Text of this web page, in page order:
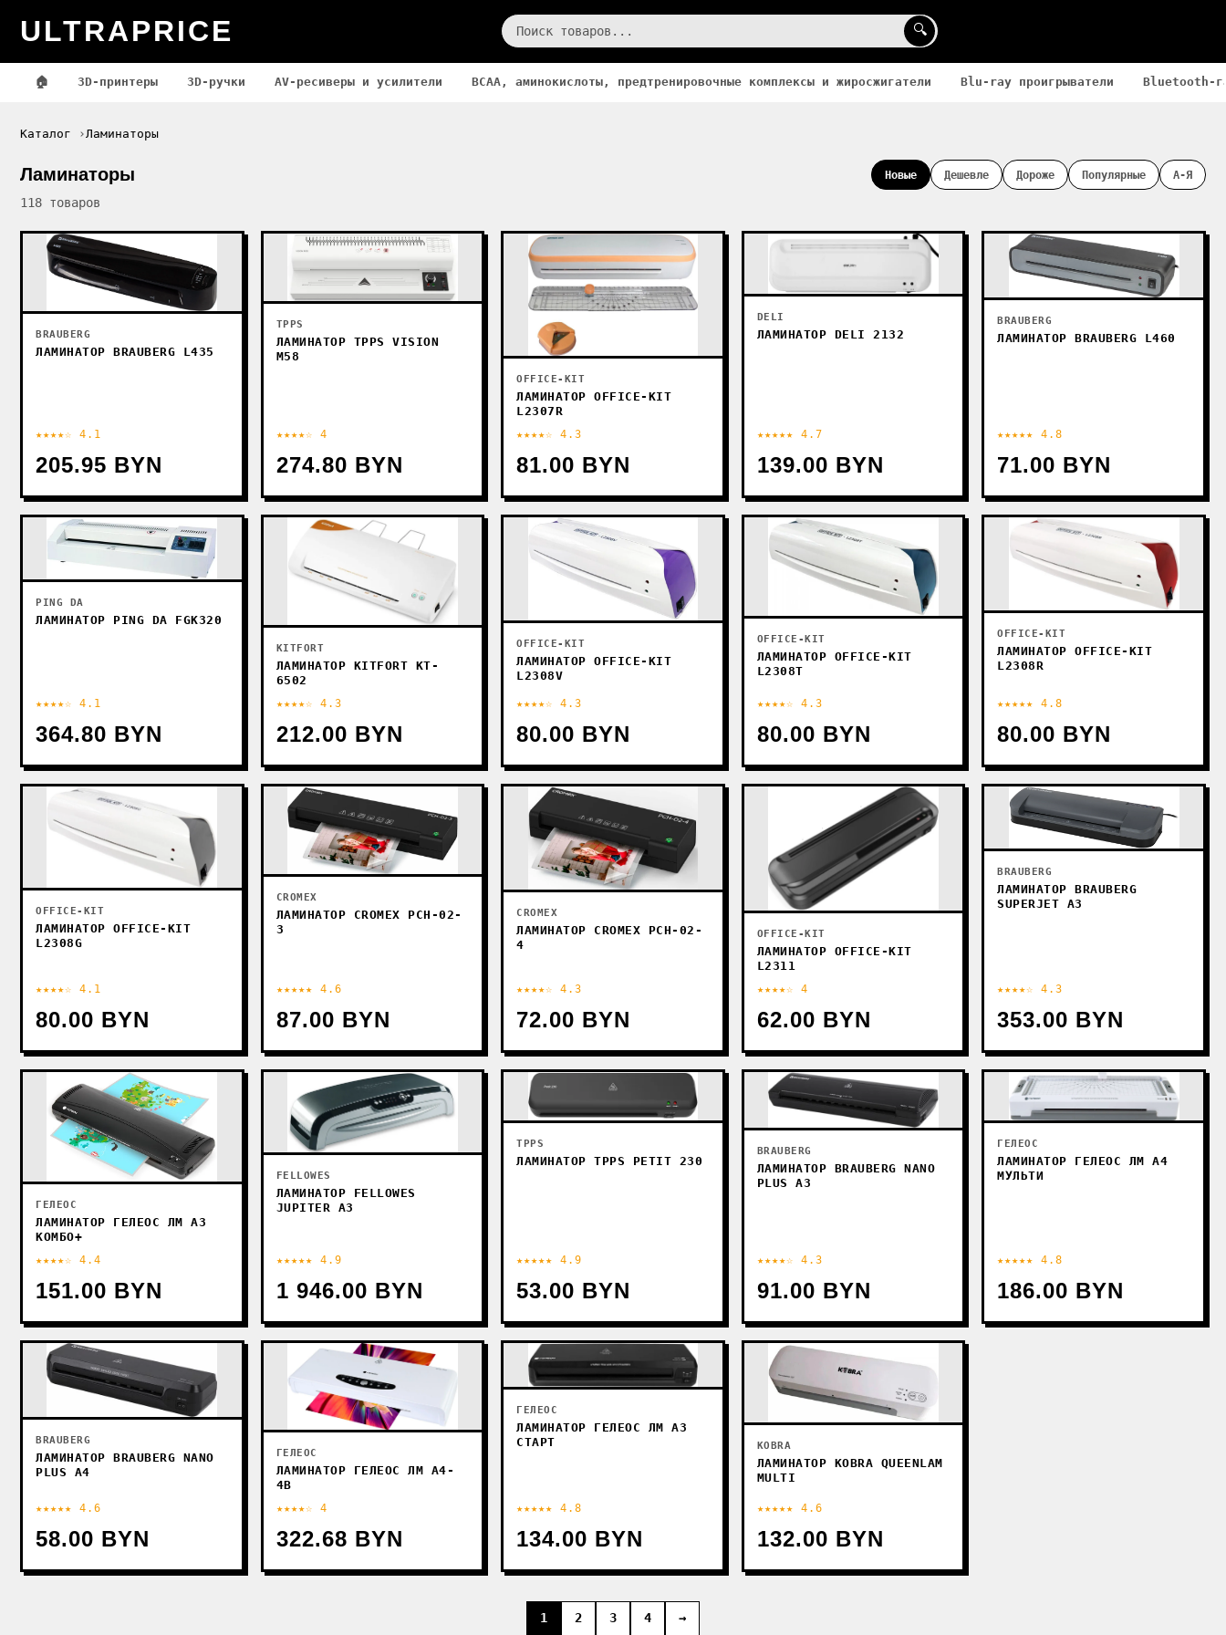
ULTRAPRICE 🔍
🏠 3D-принтеры 3D-ручки AV-ресиверы и усилители BCAA, аминокислоты, предтренировочные комплексы и жиросжигатели Blu-ray проигрыватели Bluetooth-
Каталог Ламинаторы
Ламинаторы
118 товаров
Новые Дешевле Дороже Популярные А-Я
BRAUBERG
ЛАМИНАТОР BRAUBERG L435
★★★★☆ 4.1
205.95 BYN
TPPS
ЛАМИНАТОР TPPS VISION
M58
★★★★☆ 4
274.80 BYN
OFFICE-KIT
ЛАМИНАТОР OFFICE-KIT
L2307R
★★★★☆ 4.3
81.00 BYN
DELI
ЛАМИНАТОР DELI 2132
★★★★★ 4.7
139.00 BYN
BRAUBERG
ЛАМИНАТОР BRAUBERG L460
★★★★★ 4.8
71.00 BYN
PING DA
ЛАМИНАТОР PING DA FGK320
★★★★☆ 4.1
364.80 BYN
KITFORT
ЛАМИНАТОР KITFORT KT-
6502
★★★★☆ 4.3
212.00 BYN
OFFICE-KIT
ЛАМИНАТОР OFFICE-KIT
L2308V
★★★★☆ 4.3
80.00 BYN
OFFICE-KIT
ЛАМИНАТОР OFFICE-KIT
L2308T
★★★★☆ 4.3
80.00 BYN
OFFICE-KIT
ЛАМИНАТОР OFFICE-KIT
L2308R
★★★★★ 4.8
80.00 BYN
OFFICE-KIT
ЛАМИНАТОР OFFICE-KIT
L2308G
★★★★☆ 4.1
80.00 BYN
CROMEX
ЛАМИНАТОР CROMEX PCH-02-
3
★★★★★ 4.6
87.00 BYN
CROMEX
ЛАМИНАТОР CROMEX PCH-02-
4
★★★★☆ 4.3
72.00 BYN
OFFICE-KIT
ЛАМИНАТОР OFFICE-KIT
L2311
★★★★☆ 4
62.00 BYN
BRAUBERG
ЛАМИНАТОР BRAUBERG
SUPERJET A3
★★★★☆ 4.3
353.00 BYN
ГЕЛЕОС
ЛАМИНАТОР ГЕЛЕОС ЛМ A3
КОМБО+
★★★★☆ 4.4
151.00 BYN
FELLOWES
ЛАМИНАТОР FELLOWES
JUPITER A3
★★★★★ 4.9
1 946.00 BYN
TPPS
ЛАМИНАТОР TPPS PETIT 230
★★★★★ 4.9
53.00 BYN
BRAUBERG
ЛАМИНАТОР BRAUBERG NANO
PLUS A3
★★★★☆ 4.3
91.00 BYN
ГЕЛЕОС
ЛАМИНАТОР ГЕЛЕОС ЛМ A4
МУЛЬТИ
★★★★★ 4.8
186.00 BYN
BRAUBERG
ЛАМИНАТОР BRAUBERG NANO
PLUS A4
★★★★★ 4.6
58.00 BYN
ГЕЛЕОС
ЛАМИНАТОР ГЕЛЕОС ЛМ A4-
4В
★★★★☆ 4
322.68 BYN
ГЕЛЕОС
ЛАМИНАТОР ГЕЛЕОС ЛМ A3
СТАРТ
★★★★★ 4.8
134.00 BYN
KOBRA
ЛАМИНАТОР KOBRA QUEENLAM
MULTI
★★★★★ 4.6
132.00 BYN
1 2 3 4 →